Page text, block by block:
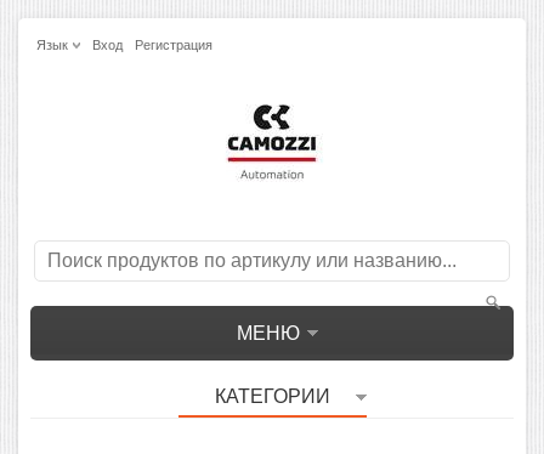
Язык Вход Регистрация
МЕНЮ
КАТЕГОРИИ